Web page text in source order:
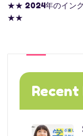
★★ 2024年のイング
★★
Recent